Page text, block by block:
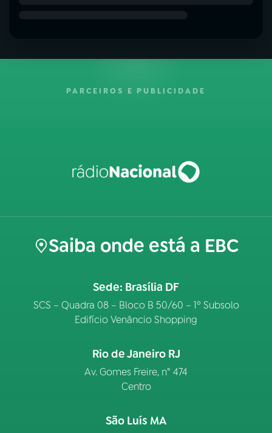
PARCEIROS E PUBLICIDADE
Saiba onde está a EBC
Sede: Brasília DF
SCS – Quadra 08 – Bloco B 50/60 – 1º Subsolo
Edifício Venâncio Shopping
Rio de Janeiro RJ
Av. Gomes Freire, n° 474
Centro
São Luís MA